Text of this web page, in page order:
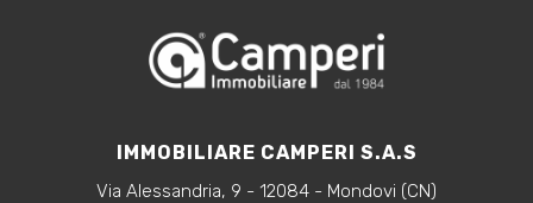
IMMOBILIARE CAMPERI S.A.S
Via Alessandria, 9 - 12084 - Mondovi (CN)